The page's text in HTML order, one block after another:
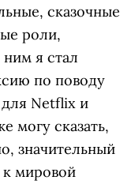
сказочные
роли,
я стал
по поводу
для Netflix и
могу сказать,
значительный
к мировой